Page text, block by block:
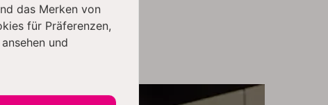
das Merken von
für Präferenzen,
ansehen und